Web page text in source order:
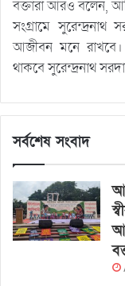
বক্তারা আরও বলেন,
সংগ্রামে
আজীবন মনে রাখবে।
থাকবে সুরেন্দ্রনাথ
সর্বশেষ সংবাদ